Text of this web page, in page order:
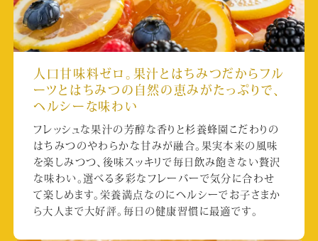
人口甘味料ゼロ。果汁とはちみつだからフル
ーツとはちみつの自然の恵みがたっぷりで、
ヘルシーな味わい
フレッシュな果汁の芳醇な香りと杉養蜂園こだわりの
はちみつのやわらかな甘みが融合。果実本来の風味
を楽しみつつ、後味スッキリで毎日飲み飽きない贅沢
な味わい。選べる多彩なフレーバーで気分に合わせ
て楽しめます。栄養満点なのにヘルシーでお子さまか
ら大人まで大好評。毎日の健康習慣に最適です。